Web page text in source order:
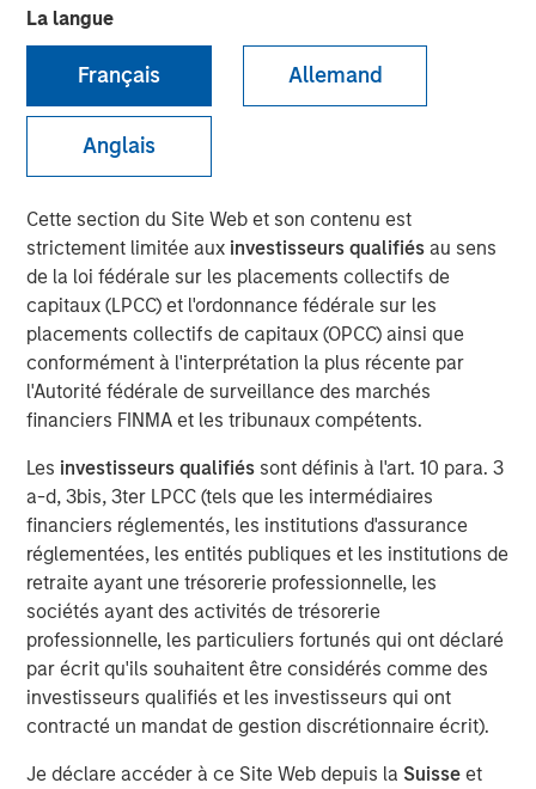
La langue
Français Allemand
Anglais
Cette section du Site Web et son contenu est
strictement limitée aux investisseurs qualifiésau sens
de la loi fédérale sur les placements collectifs de
capitaux (LPCC) et l'ordonnance fédérale sur les
placements collectifs de capitaux (OPCC) ainsi que
conformément à l'interprétation la plus récente par
l'Autorité fédérale de surveillance des marchés
financiers FINMA et les tribunaux compétents.
Les investisseurs qualifiés sont définis à l'art. 10 para. 3
a-d, 3bis, 3ter LPCC (tels que les intermédiaires
financiers réglementés, les institutions d'assurance
réglementées, les entités publiques et les institutions de
retraite ayant une trésorerie professionnelle, les
sociétés ayant des activités de trésorerie
professionnelle, les particuliers fortunés qui ont déclaré
par écrit qu'ils souhaitent être considérés comme des
investisseurs qualifiés et les investisseurs qui ont
contracté un mandat de gestion discrétionnaire écrit).
Je déclare accéder à ce Site Web depuis la Suisse et
Play
Video
Découvrez pourquoi nous maintenons une position neutre
sur la duration dans les marchés développés, pourquoi
nous pensons que la dette souveraine et d’entreprise des
pays émergents reste une opportunité intéressante et
pourquoi nous continuons à sous-pondérer le crédit IG, à
mesure que nous explorons le marché obligataire en
2026.
Broad Markets Fixed Income Team
Our team provides exposure to what we consider the best
ideas in fixed income. Leveraging the expertise of our
specialized teams, we use a team-based, rigorous and
disciplined process that seeks out superior and